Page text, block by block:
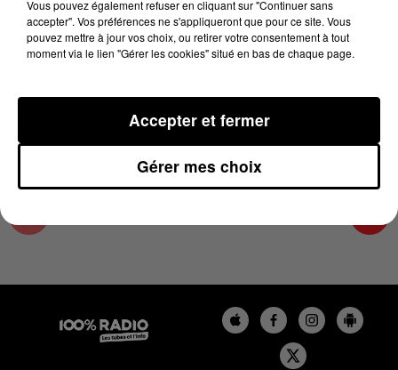
L'AGENDA DU SUD TARN DU 12/11/2024 À
16H37
L'AGENDA DU SUD TARN
Vous pouvez également refuser en cliquant sur "Continuer sans
accepter". Vos préférences ne s'appliqueront que pour ce site. Vous
pouvez mettre à jour vos choix, ou retirer votre consentement à tout
moment via le lien "Gérer les cookies" situé en bas de chaque page.
Gérer mes choix
Accepter et fermer